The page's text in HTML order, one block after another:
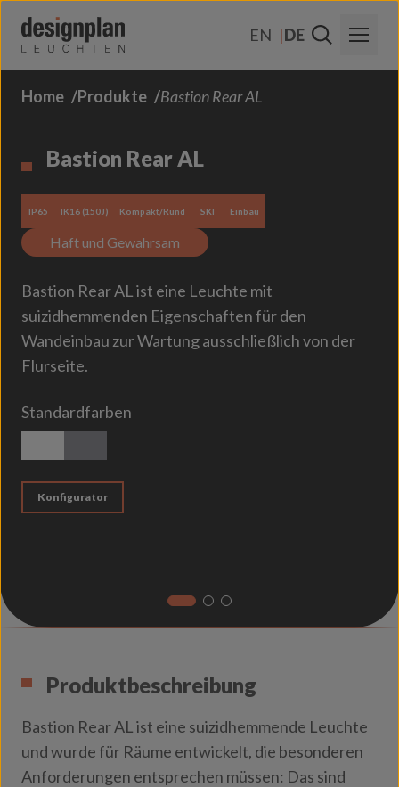
EN
DE
Über Uns
Kontakt
Home Produkte Bastion Rear AL
Bastion Rear AL
IP65 IK16 (150J) Kompakt/Rund SKI Einbau
Haft und Gewahrsam
Bastion Rear AL ist eine Leuchte mit
suizidhemmenden Eigenschaften für den
Wandeinbau zur Wartung ausschließlich von der
Flurseite.
Standardfarben
Konfigurator
Produktbeschreibung
Bastion Rear AL ist eine suizidhemmende Leuchte
und wurde für Räume entwickelt, die besonderen
Anforderungen entsprechen müssen: Das sind